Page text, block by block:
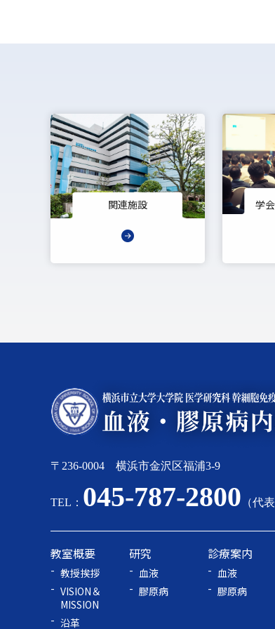
関連施設 学
〒236-0004 横浜市金沢区福浦3-9
TEL： 045-787-2800 （代表
教室概要
教授挨拶
VISION＆
MISSION
沿革
研究
血液
膠原病
診療案内
血液
膠原病